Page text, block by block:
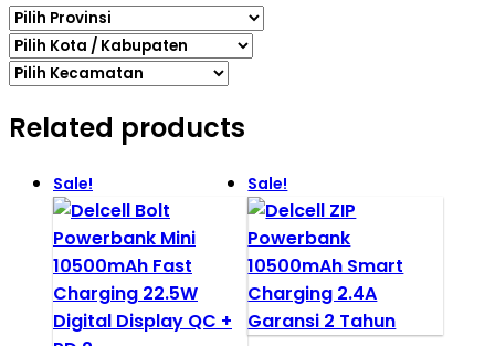
Related products
Sale! Sale!